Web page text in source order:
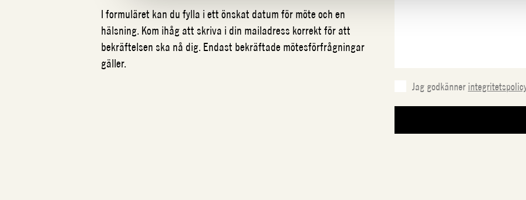
I formuläret kan du fylla i ett önskat datum för möte och en
hälsning. Kom ihåg att skriva i din mailadress korrekt för att
bekräftelsen ska nå dig. Endast bekräftade mötesförfrågningar
gäller.
Jag godkänner